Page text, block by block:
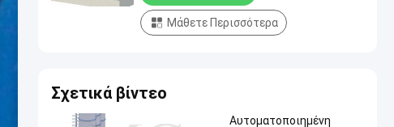
Μάθετε Περισσότερα
Σχετικά βίντεο
Αυτοματοποιημένη